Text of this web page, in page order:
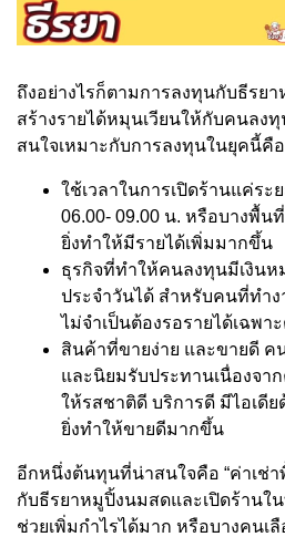
ถึงอย่างไรก็ตามการลงทุนกับธีรย
สร้างรายได้หมุนเวียนให้กับคนลง
สนใจเหมาะกับการลงทุนในยุคนี้คือ
ใช้เวลาในการเปิดร้านแค่ร
06.00- 09.00 น. หรือบางพื้น
ยิ่งทำให้มีรายได้เพิ่มมากขึ้น
ธุรกิจที่ทำให้คนลงทุนมีเงินห
ประจำวันได้ สำหรับคนที่ทำ
ไม่จำเป็นต้องรอรายได้เฉพา
สินค้าที่ขายง่าย และขายดี ค
และนิยมรับประทานเนื่องจา
ให้รสชาติดี บริการดี มีไอเดี
ยิ่งทำให้ขายดีมากขึ้น
อีกหนึ่งต้นทุนที่น่าสนใจคือ “ค่าเช่
กับธีรยาหมูปิ้งนมสดและเปิดร้านใ
ช่วยเพิ่มกำไรได้มาก หรือบางคนเ